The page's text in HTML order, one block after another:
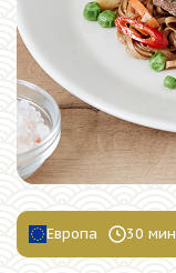
Европа 30 мин